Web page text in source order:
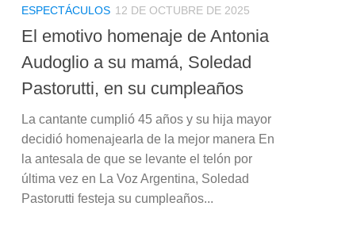
ESPECTÁCULOS 12 DE OCTUBRE DE 2025
El emotivo homenaje de Antonia
Audoglio a su mamá, Soledad
Pastorutti, en su cumpleaños
La cantante cumplió 45 años y su hija mayor
decidió homenajearla de la mejor manera En
la antesala de que se levante el telón por
última vez en La Voz Argentina, Soledad
Pastorutti festeja su cumpleaños...